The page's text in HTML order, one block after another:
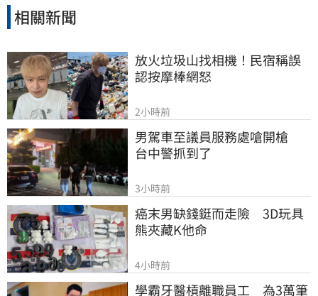
相關新聞
放火垃圾山找相機！民宿稱誤
認按摩棒網怒
2小時前
男駕車至議員服務處嗆開槍
台中警抓到了
3小時前
癌末男缺錢鋌而走險　3D玩具
熊夾藏K他命
4小時前
學霸牙醫槓離職員工　為3萬筆